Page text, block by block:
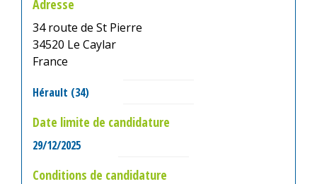
Adresse
34 route de St Pierre
34520 Le Caylar
France
Hérault (34)
Date limite de candidature
29/12/2025
Conditions de candidature